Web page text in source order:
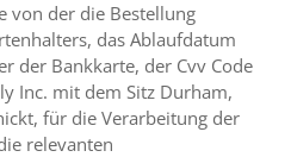
von der die Bestellung
das Ablaufdatum
der Bankkarte, der Cvv Code
Inc. mit dem Sitz Durham,
für die Verarbeitung der
relevanten